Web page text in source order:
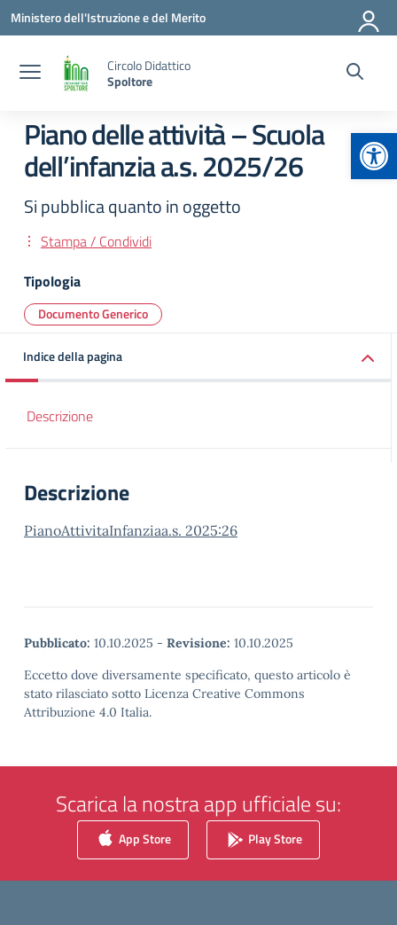
Vai ai contenuti
Vai al menu di navigazione
Vai al footer
Ministero dell'Istruzione e del Merito
Circolo Didattico
Spoltore
Piano delle attività – Scuola
dell’infanzia a.s. 2025/26
Si pubblica quanto in oggetto
Stampa / Condividi
Tipologia
Documento Generico
Indice della pagina
Descrizione
Descrizione
PianoAttivitaInfanziaa.s. 2025:26
Pubblicato: 10.10.2025 - Revisione: 10.10.2025
Eccetto dove diversamente specificato, questo articolo è
stato rilasciato sotto Licenza Creative Commons
Attribuzione 4.0 Italia.
Scarica la nostra app ufficiale su:
App Store Play Store